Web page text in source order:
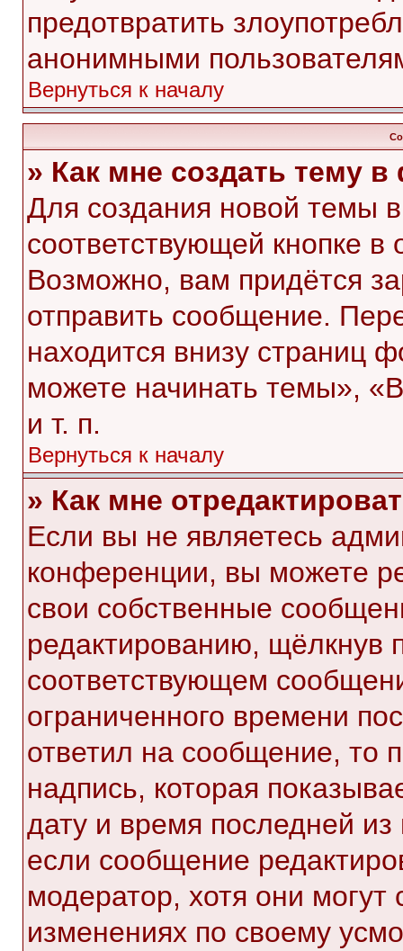
предотвратить
анонимными
Вернуться к началу
» Как мне создать тему
Для создания новой темы
соответствующей кнопке
Возможно, вам придётся
отправить сообщение.
находится внизу
можете начинать темы»,
и т. п.
Вернуться к началу
» Как мне
Если вы не являетесь
конференции, вы можете
свои собственные
редактированию, щёлкнув
соответствующем
ограниченного времени
ответил на сообщение, то
надпись, которая
дату и время последней
если сообщение
модератор, хотя они
изменениях по своему